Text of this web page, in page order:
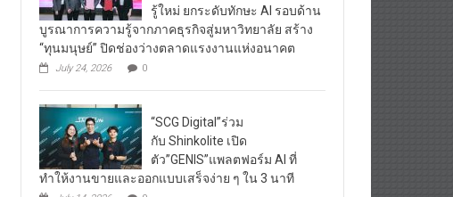
รู้ใหม่ ยกระดับทักษะ AI รอบด้าน
บูรณาการความรู้จากภาคธุรกิจสู่มหาวิทยาลัย สร้าง
“ทุนมนุษย์” ปิดช่องว่างตลาดแรงงานแห่งอนาคต
July 24, 2026 0
“SCG Digital”ร่วม
กับ Shinkolite เปิด
ตัว”GENIS”แพลตฟอร์ม AI ที่
ทำให้งานขายและออกแบบเสร็จง่าย ๆ ใน 3 นาที